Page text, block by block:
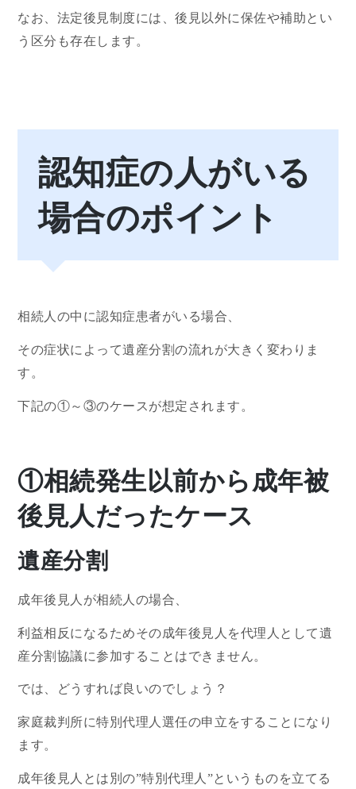
なお、法定後見制度には、後見以外に保佐や補助とい
う区分も存在します。
認知症の人がいる
場合のポイント
相続人の中に認知症患者がいる場合、
その症状によって遺産分割の流れが大きく変わりま
す。
下記の①～③のケースが想定されます。
①相続発生以前から成年被
後見人だったケース
遺産分割
成年後見人が相続人の場合、
利益相反になるためその成年後見人を代理人として遺
産分割協議に参加することはできません。
では、どうすれば良いのでしょう？
家庭裁判所に特別代理人選任の申立をすることになり
ます。
成年後見人とは別の”特別代理人”というものを立てる